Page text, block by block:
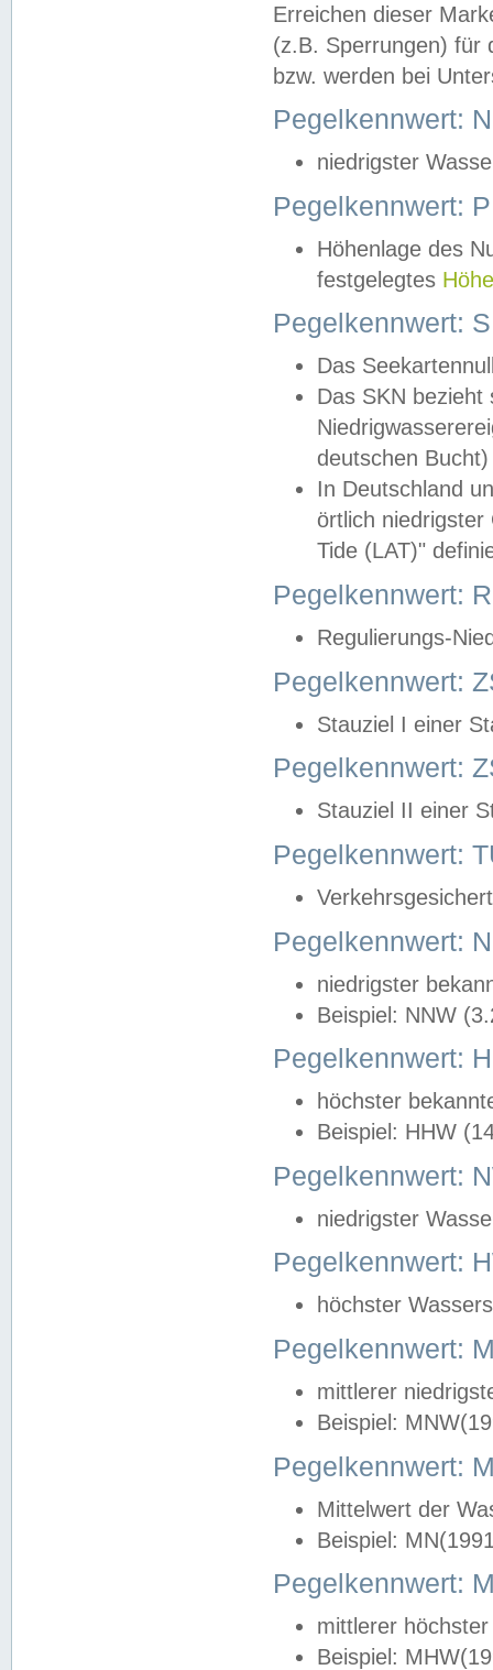
Erreichen dieser
(z.B. Sperrungen) für
bzw. werden bei
Pegelkennwert:
niedrigster
Pegelkennwert:
Höhenlage des
festgelegtes
Pegelkennwert:
Das
Das SKN
deutschen
In Deutschland
örtlich
Tide (LAT)"
Pegelkennwert:
Regulierungs-
Pegelkennwert:
Stauziel I einer
Pegelkennwert:
Stauziel II einer
Pegelkennwert:
Pegelkennwert:
niedrigster
Beispiel: NNW
Pegelkennwert:
höchster
Beispiel: HHW
Pegelkennwert:
niedrigster
Pegelkennwert:
höchster
Pegelkennwert:
mittlerer
Beispiel:
Pegelkennwert:
Mittelwert der
Beispiel:
Pegelkennwert:
mittlerer
Beispiel: